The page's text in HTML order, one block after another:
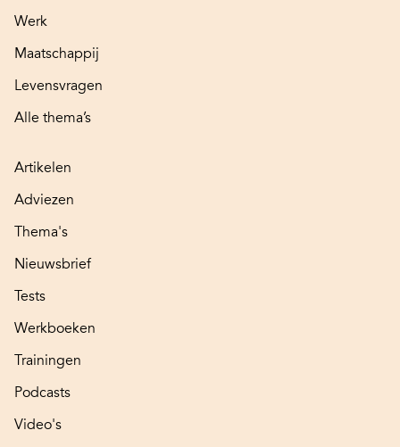
Werk
Maatschappij
Levensvragen
Alle thema’s
Artikelen
Adviezen
Thema's
Nieuwsbrief
Tests
Werkboeken
Trainingen
Podcasts
Video's